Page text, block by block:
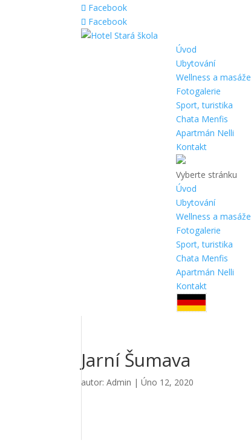
Facebook
Facebook
Úvod
Ubytování
Wellness a masáže
Fotogalerie
Sport, turistika
Chata Menfis
Apartmán Nelli
Kontakt
Vyberte stránku
Úvod
Ubytování
Wellness a masáže
Fotogalerie
Sport, turistika
Chata Menfis
Apartmán Nelli
Kontakt
Jarní Šumava
autor:Admin |Úno 12, 2020